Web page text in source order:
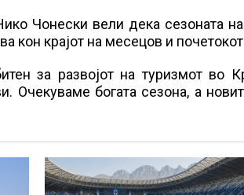
Чонески вели дека сезоната
кон крајот на месецов и почетокот
за развојот на туризмот во
Очекуваме богата сезона, а